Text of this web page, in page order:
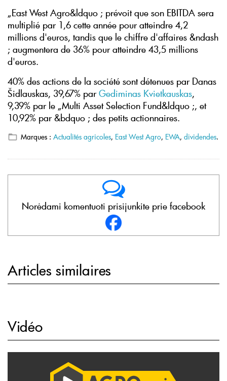
„East West Agro&ldquo ; prévoit que son EBITDA sera
multiplié par 1,6 cette année pour atteindre 4,2
millions d'euros, tandis que le chiffre d'affaires &ndash
; augmentera de 36% pour atteindre 43,5 millions
d'euros.
40% des actions de la société sont détenues par Danas
Šidlauskas, 39,67% par Gediminas Kvietkauskas,
9,39% par le „Multi Asset Selection Fund&ldquo ;, et
10,92% par &bdquo ; des petits actionnaires.
Marques : Actualités agricoles, East West Agro, EWA, dividendes.
Norėdami komentuoti prisijunkite prie facebook
Articles similaires
Vidéo